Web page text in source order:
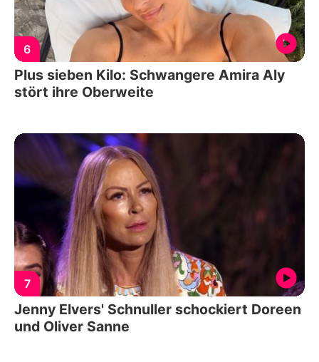
6
Plus sieben Kilo: Schwangere Amira Aly
stört ihre Oberweite
7
Jenny Elvers' Schnuller schockiert Doreen
und Oliver Sanne